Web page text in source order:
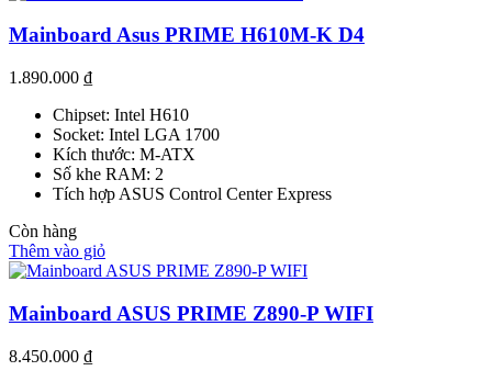
Mainboard Asus PRIME H610M-K D4
1.890.000 ₫
Chipset: Intel H610
Socket: Intel LGA 1700
Kích thước: M-ATX
Số khe RAM: 2
Tích hợp ASUS Control Center Express
Còn hàng
Thêm vào giỏ
Mainboard ASUS PRIME Z890-P WIFI
8.450.000 ₫